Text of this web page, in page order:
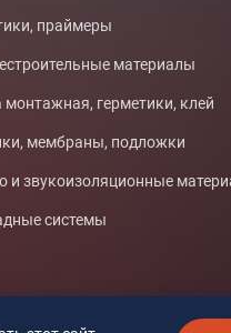
праймеры
материалы
монтажная, герметики, клей
мембраны, подложки
и звукоизоляционные
системы